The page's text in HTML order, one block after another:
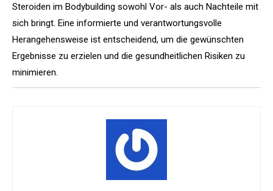
Steroiden im Bodybuilding sowohl Vor- als auch Nachteile mit
sich bringt. Eine informierte und verantwortungsvolle
Herangehensweise ist entscheidend, um die gewünschten
Ergebnisse zu erzielen und die gesundheitlichen Risiken zu
minimieren.